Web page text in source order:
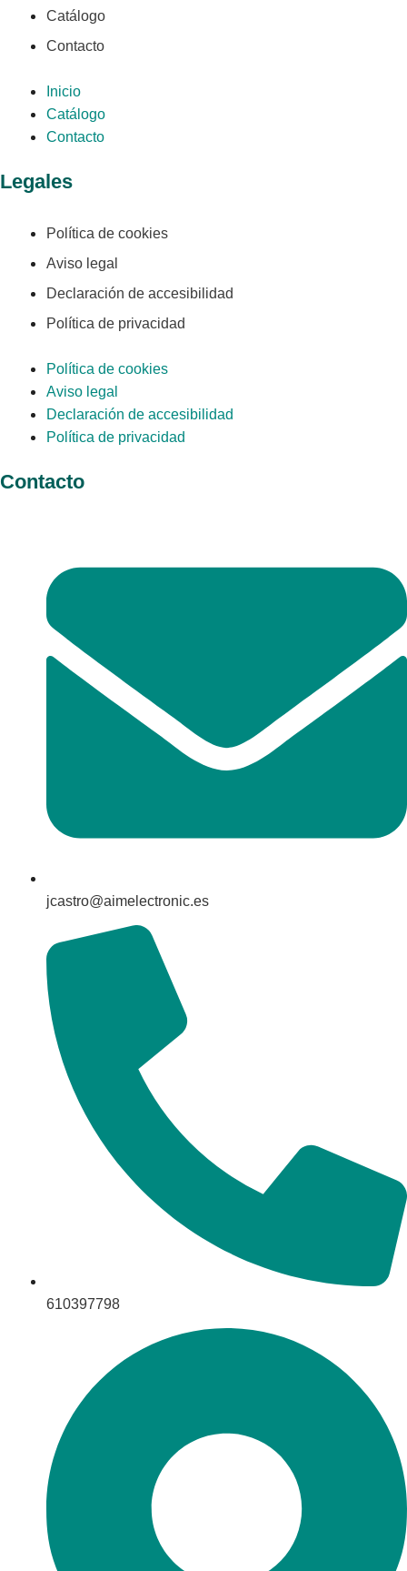
Catálogo
Contacto
Inicio
Catálogo
Contacto
Legales
Política de cookies
Aviso legal
Declaración de accesibilidad
Política de privacidad
Política de cookies
Aviso legal
Declaración de accesibilidad
Política de privacidad
Contacto
jcastro@aimelectronic.es
610397798